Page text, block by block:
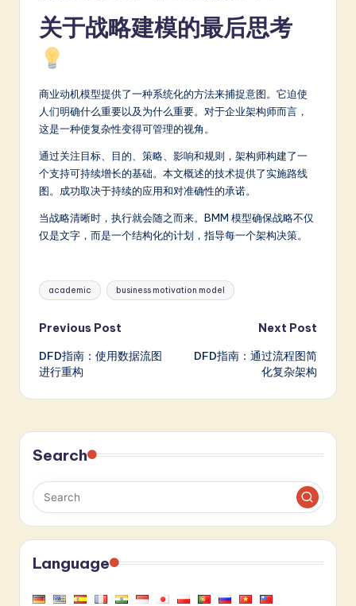
关于战略建模的最后思考
商业动机模型提供了一种系统化的方法来捕捉意图。它迫使
人们明确什么重要以及为什么重要。对于企业架构师而言，
这是一种使复杂性变得可管理的视角。
通过关注目标、目的、策略、影响和规则，架构师构建了一
个支持可持续增长的基础。本文概述的技术提供了实施路线
图。成功取决于持续的应用和对准确性的承诺。
当战略清晰时，执行就会随之而来。BMM 模型确保战略不仅
仅是文字，而是一个结构化的计划，指导每一个架构决策。
Tags:
academic business motivation model
Post
navigation
Previous Post
DFD指南：使用数据流图
进行重构
Next Post
DFD指南：通过流程图简
化复杂架构
Search
Language